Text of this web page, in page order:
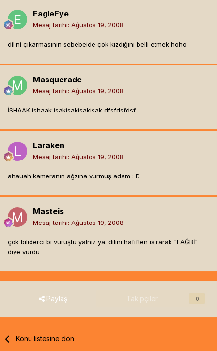
EagleEye
Mesaj tarihi: Ağustos 19, 2008
dilini çıkarmasının sebebeide çok kızdığını belli etmek hoho
Masquerade
Mesaj tarihi: Ağustos 19, 2008
İSHAAK ishaak isakisakisakisak dfsfdsfdsf
Laraken
Mesaj tarihi: Ağustos 19, 2008
ahauah kameranın ağzına vurmuş adam : D
Masteis
Mesaj tarihi: Ağustos 19, 2008
çok biliderci bi vuruştu yalnız ya. dilini hafiften ısırarak "EAĞBİ"
diye vurdu
Paylaş Takipçiler 0
Konu listesine dön